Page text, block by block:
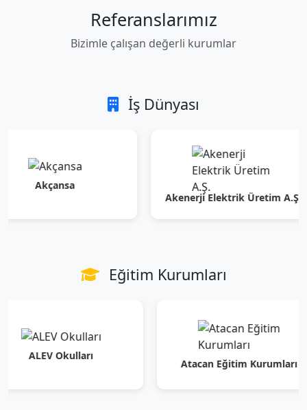
Referanslarımız
Bizimle çalışan değerli kurumlar
İş Dünyası
Akenerji Elektrik Üretim A.Ş.
Eğitim Kurumları
Okulları
Atacan Eğitim Kurumları